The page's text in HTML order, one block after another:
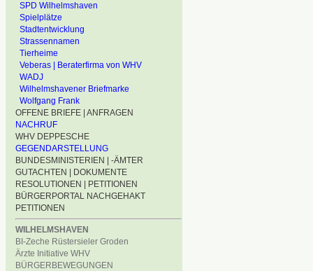
SPD Wilhelmshaven
Spielplätze
Stadtentwicklung
Strassennamen
Tierheime
Veberas | Beraterfirma von WHV
WADJ
Wilhelmshavener Briefmarke
Wolfgang Frank
OFFENE BRIEFE | ANFRAGEN
NACHRUF
WHV DEPPESCHE
GEGENDARSTELLUNG
BUNDESMINISTERIEN | -ÄMTER
GUTACHTEN | DOKUMENTE
RESOLUTIONEN | PETITIONEN
BÜRGERPORTAL NACHGEHAKT
PETITIONEN
WILHELMSHAVEN
BI-Zeche Rüstersieler Groden
Ärzte Initiative WHV
BÜRGERBEWEGUNGEN